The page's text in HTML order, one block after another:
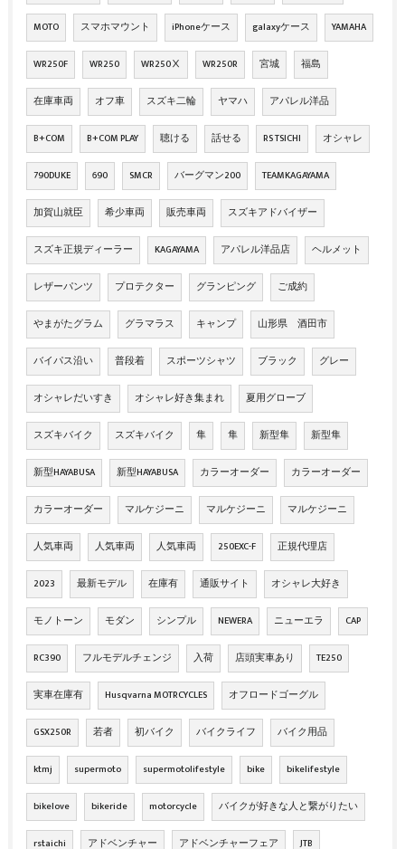
MOTO スマホマウント iPhoneケース galaxyケース YAMAHA
WR250F WR250 WR250Ⅹ WR250R 宮城 福島
在庫車両 オフ車 スズキ二輪 ヤマハ アパレル洋品
B+COM B+COM PLAY 聴ける 話せる RS TSICHI オシャレ
790DUKE 690 SMCR バーグマン200 TEAMKAGAYAMA
加賀山就臣 希少車両 販売車両 スズキアドバイザー
スズキ正規ディーラー KAGAYAMA アパレル洋品店 ヘルメット
レザーパンツ プロテクター グランピング ご成約
やまがたグラム グラマラス キャンプ 山形県 酒田市
バイパス沿い 普段着 スポーツシャツ ブラック グレー
オシャレだいすき オシャレ好き集まれ 夏用グローブ
スズキバイク スズキバイク 隼 隼 新型隼 新型隼
新型HAYABUSA 新型HAYABUSA カラーオーダー カラーオーダー
カラーオーダー マルケジーニ マルケジーニ マルケジーニ
人気車両 人気車両 人気車両 250EXC-F 正規代理店
2023 最新モデル 在庫有 通販サイト オシャレ大好き
モノトーン モダン シンプル NEWERA ニューエラ CAP
RC390 フルモデルチェンジ 入荷 店頭実車あり TE250
実車在庫有 Husqvarna MOTRCYCLES オフロードゴーグル
GSX250R 若者 初バイク バイクライフ バイク用品
ktmj supermoto supermotolifestyle bike bikelifestyle
bikelove bikeride motorcycle バイクが好きな人と繋がりたい
rstaichi アドベンチャー アドベンチャーフェア JTB